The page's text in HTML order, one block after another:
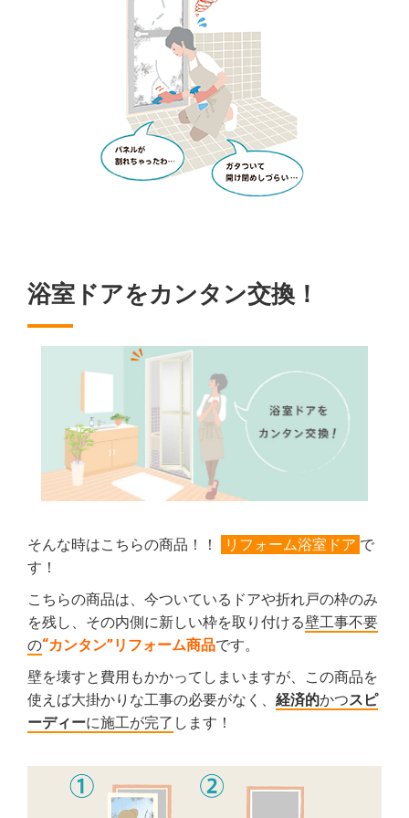
浴室ドアをカンタン交換！
そんな時はこちらの商品！！ リフォーム浴室ドア で
す！
こちらの商品は、今ついているドアや折れ戸の枠のみ
を残し、その内側に新しい枠を取り付ける壁工事不要
の“カンタン”リフォーム商品です。
壁を壊すと費用もかかってしまいますが、この商品を
使えば大掛かりな工事の必要がなく、 経済的かつスピ
ーディーに施工が完了 します！